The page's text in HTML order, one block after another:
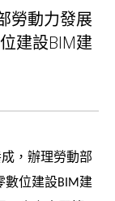
g
g
n
v
i
勞動力發展
建設BIM建
，辦理勞動部
數位建設BIM建